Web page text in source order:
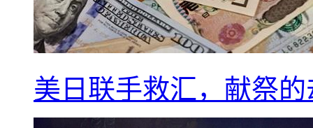
美日联手救汇，献祭